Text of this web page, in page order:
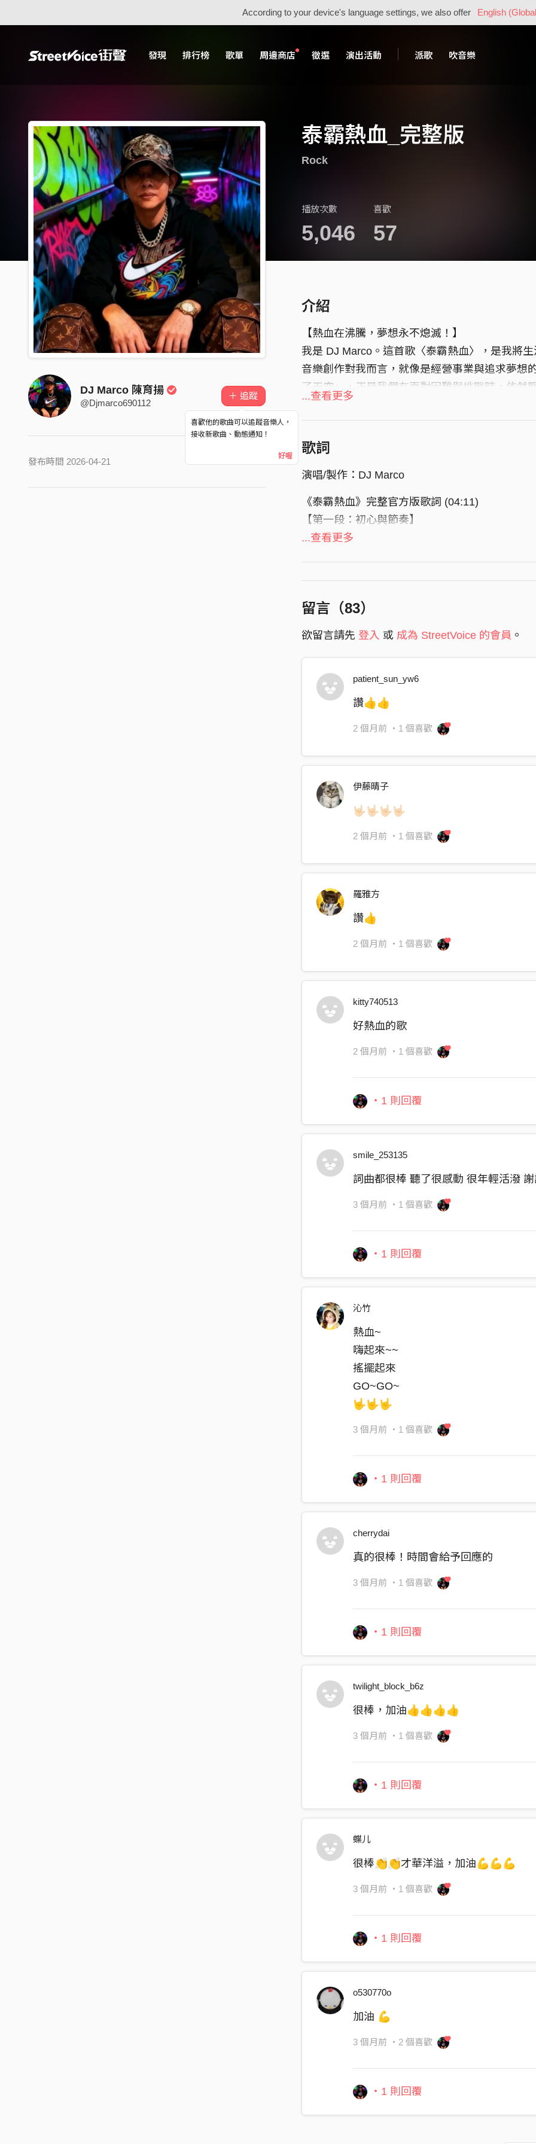
According to your device's language settings, we also offer English
發現 排行榜 歌單 周邊商店 徵選 演出活動 派歌 吹音樂
泰霸熱血_完整版
Rock
播放次數
5,046
喜歡
57
DJ Marco 陳育揚
@Djmarco690112
＋ 追蹤
喜歡他的歌曲可以追蹤音樂人，
接收新歌曲、動態通知！
好喔
發布時間 2026-04-21
介紹
【熱血在沸騰，夢想永不熄滅！】
我是 DJ Marco。這首歌〈泰霸熱血〉，是我將
音樂創作對我而言，就像是經營事業與追求夢想
了天空」，正是我們在面對困難與挑戰時，依然
這首歌不僅代表了 「泰霸團隊」 永不停歇的精
只要我們心中有愛的火種，就能在平凡的角落裡
...查看更多
歌詞
​演唱/製作：DJ Marco
《泰霸熱血》完整官方版歌詞 (04:11)
【第一段：初心與節奏】
(00:00 - 00:27) 【前奏：強烈重低音與電子節奏鋪
(00:28 - 00:41) 【主歌 一】
陽光照亮每個角落
我們腳步從不退後
賓賓哥帶領的節奏
讓愛心傳遍全地球 🌍
熱血在沸騰，夢想不滅
公益的路上充滿堅決
泰霸團隊永遠不停歇
(01:10 - 01:23) 【主歌 二】
汗水揮灑成彩虹
笑聲穿透了天空
困難擋不住我們衝
熱血在沸騰，夢想不滅
公益的路上充滿堅決
泰霸團隊永遠不停歇
賓賓哥的熱情像風
吹散了冷漠和寒冬
這旅程有你、有我
寫下傳奇的每一刻
【第三段：情緒爆發與高音炸裂】
(02:06 - 02:32) 【副歌 三（高潮爆發）】
熱血在沸騰，夢想不滅
伸出雙手，擁抱這世界
泰霸團隊永遠不停歇
（不——停——歇——！） 【超強悍長高音展現
(02:33 - 02:46) 【間奏：電吉他 Solo 飆速，將大
【此段為全曲最精彩的編排：主音、和聲、與副
（背景和聲襯字：陽光照亮每個角落……我們腳
(03:01 - 03:14)
（主音） 讓愛心傳遍全地球 ——
（和聲爆發） 熱血在沸騰，夢想不滅！
(03:15 - 03:41) 【雙主唱重擊副歌】
伸出雙手，擁抱這世界
泰霸團隊永遠不停歇！
（主音高亢宣洩） 汗水揮灑成彩虹！笑聲穿透了
(03:42 - 03:55) 【最後衝刺】
熱血在沸騰，夢想不滅
公益的路上充滿堅決
伸出雙手，擁抱這世界
(03:56 - 04:11) 【尾奏：隨著電吉他與重低音的
...查看更多
留言（83）
欲留言請先 登入 或 成為 StreetVoice 的會員 。
patient_sun_yw6
讚👍👍
2 個月前 ・1 個喜歡
伊藤晴子
🤟🏻🤟🏻🤟🏻🤟🏻
2 個月前 ・1 個喜歡
羅雅方
讚👍
2 個月前 ・1 個喜歡
kitty740513
好熱血的歌
2 個月前 ・1 個喜歡
・1 則回覆
smile_253135
詞曲都很棒 聽了很感動 很年輕活潑
3 個月前 ・1 個喜歡
・1 則回覆
沁竹
熱血~
嗨起來~~
搖擺起來
GO~GO~
🤟🤟🤟
3 個月前 ・1 個喜歡
・1 則回覆
cherrydai
真的很棒！時間會給予回應的
3 個月前 ・1 個喜歡
・1 則回覆
twilight_block_b6z
很棒，加油👍👍👍👍
3 個月前 ・1 個喜歡
・1 則回覆
蝶儿
很棒👏👏才華洋溢，加油💪💪💪
3 個月前 ・1 個喜歡
・1 則回覆
o530770o
加油 💪
3 個月前 ・2 個喜歡
・1 則回覆